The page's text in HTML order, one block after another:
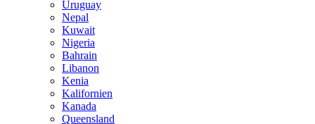
Uruguay
Nepal
Kuwait
Nigeria
Bahrain
Libanon
Kenia
Kalifornien
Kanada
Queensland